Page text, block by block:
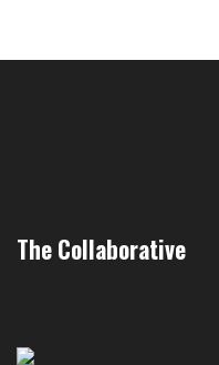
The Collaborative